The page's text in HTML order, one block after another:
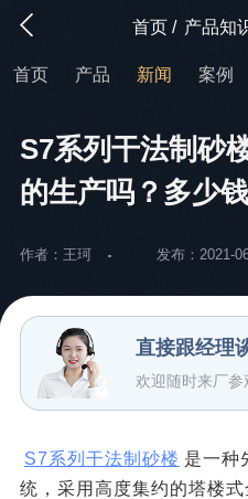
首页 / 产品知
首页 产品 新闻 案例
S7系列干法制砂
的生产吗？多少
作者：王珂 发布：2021-
直接跟经理
欢迎随时来厂参
S7系列干法制砂楼 是一种
统，采用高度集约的塔楼